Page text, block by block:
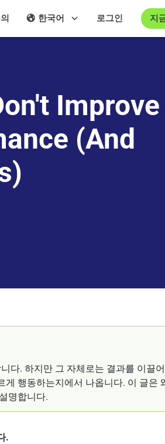
지
로그인
한국어
Improve
(And
다. 하지만 그 자체로는 결과를 이끌
행동하는지에서 나옵니다. 이 글은
명합니다.
.